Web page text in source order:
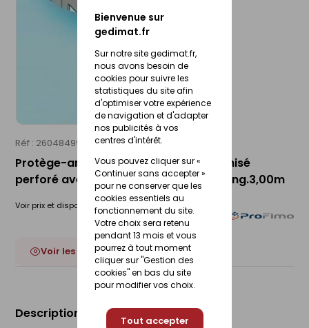
Bienvenue sur
gedimat.fr
Sur notre site gedimat.fr,
nous avons besoin de
cookies pour suivre les
statistiques du site afin
d'optimiser votre expérience
de navigation et d'adapter
nos publicités à vos
centres d'intérêt.
Vous pouvez cliquer sur «
Continuer sans accepter »
pour ne conserver que les
cookies essentiels au
fonctionnement du site.
Votre choix sera retenu
pendant 13 mois et vous
pourrez à tout moment
cliquer sur "Gestion des
cookies" en bas du site
pour modifier vos choix.
Tout accepter
Réf : 26048499 PROFIMO
Protège-angle sortant en acier galvanisé
perforé avec jonc Fil blanc ép.13mm long.3,00m
Voir prix et disponibilité en magasin
Voir les 2 déclinaisons
Description du produit